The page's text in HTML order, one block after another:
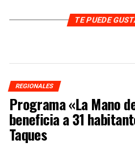
TE PUEDE
REGIONALES
Programa «La Mano
beneficia a 31
Taques